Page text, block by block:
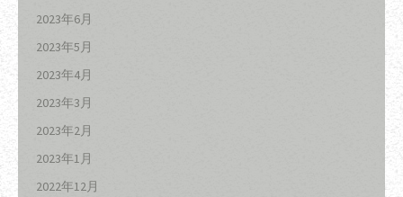
2023年6月
2023年5月
2023年4月
2023年3月
2023年2月
2023年1月
2022年12月